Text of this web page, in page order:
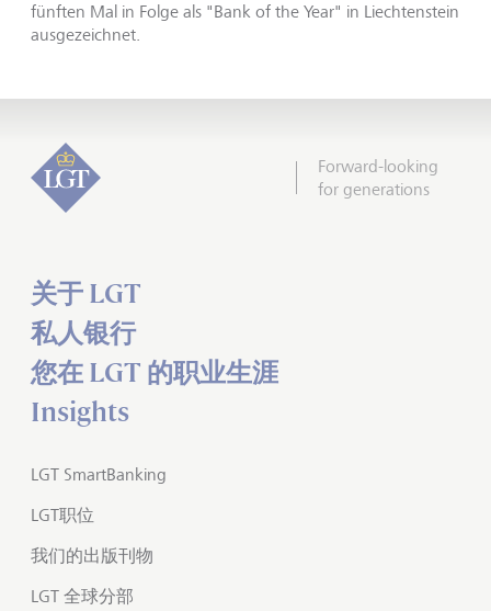
fünften Mal in Folge als "Bank of the Year" in Liechtenstein
ausgezeichnet.
Forward-looking
for generations
关于 LGT
私人银行
您在 LGT 的职业生涯
Insights
LGT SmartBanking
LGT职位
我们的出版刊物
LGT 全球分部